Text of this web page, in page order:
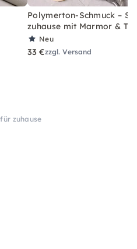
Polymerton-Schmuck –
zuhause mit Marmor &
Neu
33 €zzgl. Versand
zuhause